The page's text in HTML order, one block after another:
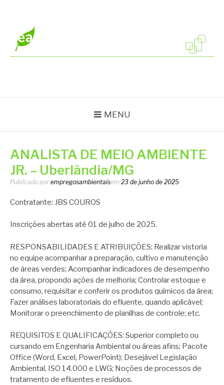
conteúdo
MENU
ANALISTA DE MEIO AMBIENTE
JR. – Uberlândia/MG
Publicado por empregosambientaisem 23 de junho de 2025
Contratante: JBS COUROS
Inscrições abertas até 01 de julho de 2025.
RESPONSABILIDADES E ATRIBUIÇÕES: Realizar vistoria
no equipe acompanhar a preparação, cultivo e manutenção
de áreas verdes; Acompanhar indicadores de desempenho
da área, propondo ações de melhoria; Controlar estoque e
consumo, requisitar e conferir os produtos químicos da área;
Fazer análises laboratoriais do efluente, quando aplicável;
Monitorar o preenchimento de planilhas de controle; etc.
REQUISITOS E QUALIFICAÇÕES: Superior completo ou
cursando em Engenharia Ambiental ou áreas afins; Pacote
Office (Word, Excel, PowerPoint); Desejável Legislação
Ambiental, ISO 14.000 e LWG; Noções de processos de
tratamento de efluentes e resíduos.